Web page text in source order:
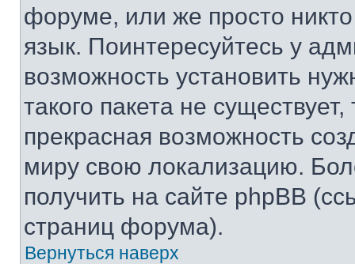
форуме, или же просто
язык. Поинтересуйтесь у
возможность установить
такого пакета не
прекрасная возможность
миру свою локализацию.
получить на сайте phpBB
страниц форума).
Вернуться наверх